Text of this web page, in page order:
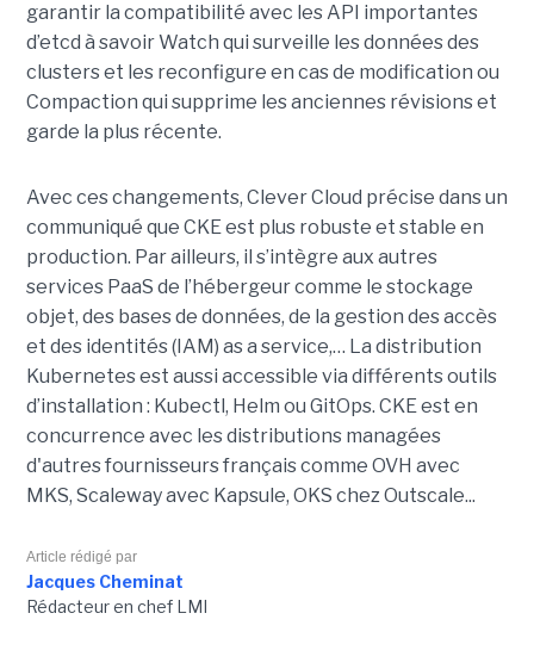
garantir la compatibilité avec les API importantes
d’etcd à savoir Watch qui surveille les données des
clusters et les reconfigure en cas de modification ou
Compaction qui supprime les anciennes révisions et
garde la plus récente.
Avec ces changements, Clever Cloud précise dans un
communiqué que CKE est plus robuste et stable en
production. Par ailleurs, il s’intègre aux autres
services PaaS de l’hébergeur comme le stockage
objet, des bases de données, de la gestion des accès
et des identités (IAM) as a service,… La distribution
Kubernetes est aussi accessible via différents outils
d’installation : Kubectl, Helm ou GitOps. CKE est en
concurrence avec les distributions managées
d'autres fournisseurs français comme OVH avec
MKS, Scaleway avec Kapsule, OKS chez Outscale...
Article rédigé par
Jacques Cheminat
Rédacteur en chef LMI